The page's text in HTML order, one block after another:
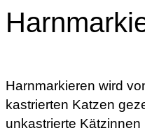
Harnmarkieren wird
kastrierten Katzen
unkastrierte